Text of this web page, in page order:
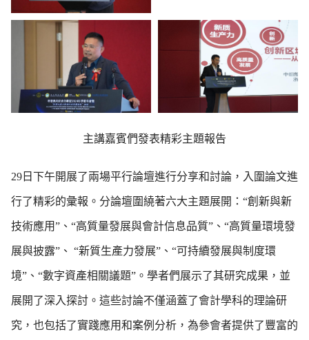
主講嘉賓們發表精彩主題報告
29日下午開展了兩場平行論壇進行分享和討論，入圍論文進
行了精彩的彙報。分論壇圍繞著六大主題展開：“創新與新
技術應用”、“高質量發展與會計信息品質”、“高質量環境發
展與披露”、 “新質生產力發展”、“可持續發展與制度環
境”、“數字資產相關議題”。學者們展示了其研究成果，並
展開了深入探討。這些討論不僅涵蓋了會計學科的理論研
究，也包括了實踐應用和案例分析，為參會者提供了豐富的